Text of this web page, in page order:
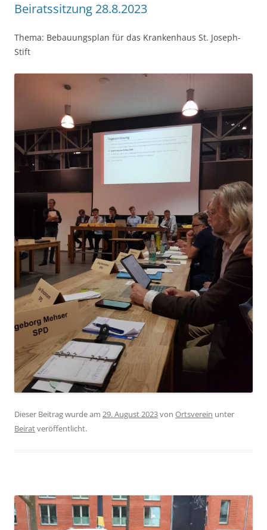
Beiratssitzung 28.8.2023
Thema: Bebauungsplan für das Krankenhaus St. Joseph-
Stift
Dieser Beitrag wurde am 29. August 2023von Ortsverein unter
Beiratveröffentlicht.